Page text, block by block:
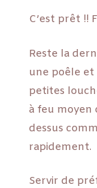
C’est prêt !!
Reste la
une poêle et
petites
à feu moyen
dessus
rapidement.
Servir de